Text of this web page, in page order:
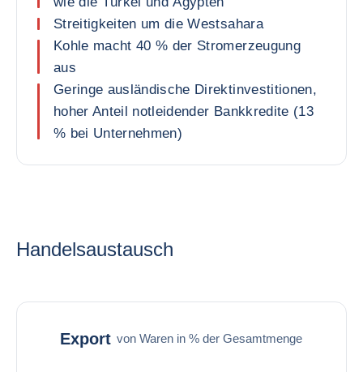
Streitigkeiten um die Westsahara
Kohle macht 40 % der Stromerzeugung
aus
Geringe ausländische Direktinvestitionen,
hoher Anteil notleidender Bankkredite (13
% bei Unternehmen)
Handelsaustausch
Export von Waren in % der Gesamtmenge